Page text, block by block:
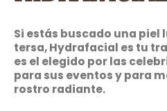
Si estás buscado una
tersa, Hydrafacial es tu
es el elegido por las
para sus eventos y para
rostro radiante.